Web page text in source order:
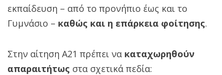
εκπαίδευση – από το προνήπιο έως και το
Γυμνάσιο – καθώς και η επάρκεια φοίτησης.
Στην αίτηση Α21 πρέπει να καταχωρηθούν
απαραιτήτως στα σχετικά πεδία: